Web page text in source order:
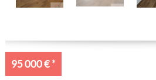
95 000 €*